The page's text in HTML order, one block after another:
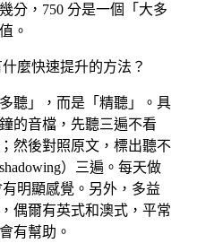
分，750 分是一個「大多
。
麼快速提升的方法？
聽」，而是「精聽」。具
的音檔，先聽三遍不看
然後對照原文，標出聽不
）三遍。每天做
明顯感覺。另外，多益
偶爾有英式和澳式，平常
有幫助。